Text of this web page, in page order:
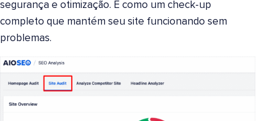
segurança e otimização. É como um check-up
completo que mantém seu site funcionando sem
problemas.